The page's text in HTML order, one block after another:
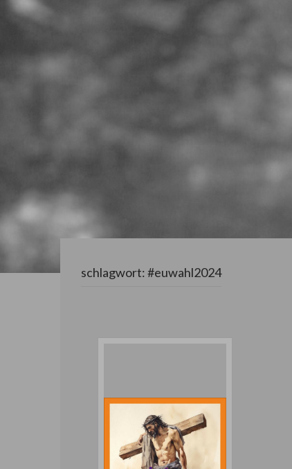
schlagwort:#euwahl2024